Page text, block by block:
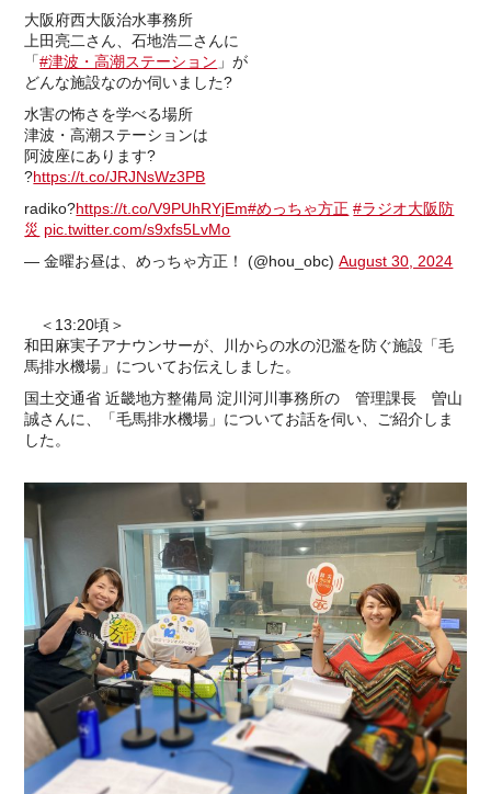
大阪府西大阪治水事務所
上田亮二さん、石地浩二さんに
「#津波・高潮ステーション 」が
どんな施設なのか伺いました?
水害の怖さを学べる場所
津波・高潮ステーションは
阿波座にあります?
?https://t.co/JRJNsWz3PB
radiko?https://t.co/V9PUhRYjEm#めっちゃ方正 #ラジオ大阪防
災 pic.twitter.com/s9xfs5LvMo
— 金曜お昼は、めっちゃ方正！ (@hou_obc)August 30, 2024
＜13:20頃＞
和田麻実子アナウンサーが、川からの水の氾濫を防ぐ施設「毛
馬排水機場」についてお伝えしました。
国土交通省 近畿地方整備局 淀川河川事務所の 管理課長 曽山
誠さんに、「毛馬排水機場」についてお話を伺い、ご紹介しま
した。